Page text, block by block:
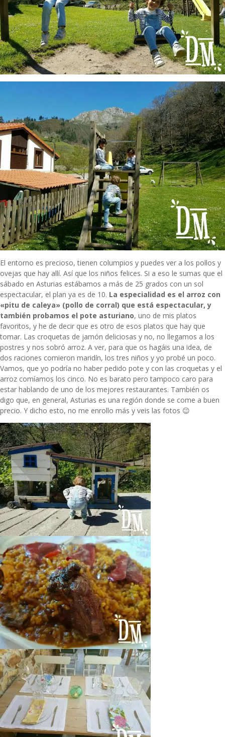
El entorno es precioso, tienen columpios y puedes ver a los pollos y
ovejas que hay allí. Así que los niños felices. Si a eso le sumas que el
sábado en Asturias estábamos a más de 25 grados con un sol
espectacular, el plan ya es de 10. La especialidad es el arroz con
«pitu de caleya» (pollo de corral) que está espectacular, y
también probamos el pote asturiano, uno de mis platos
favoritos, y he de decir que es otro de esos platos que hay que
tomar. Las croquetas de jamón deliciosas y no, no llegamos a los
postres y nos sobró arroz. A ver, para que os hagáis una idea, de
dos raciones comieron maridín, los tres niños y yo probé un poco.
Vamos, que yo podría no haber pedido pote y con las croquetas y el
arroz comíamos los cinco. No es barato pero tampoco caro para
estar hablando de uno de los mejores restaurantes. También os
digo que, en general, Asturias es una región donde se come a buen
precio. Y dicho esto, no me enrollo más y veis las fotos 😉